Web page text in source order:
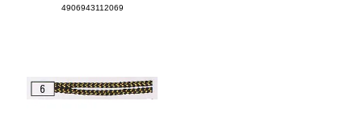
4906943112069